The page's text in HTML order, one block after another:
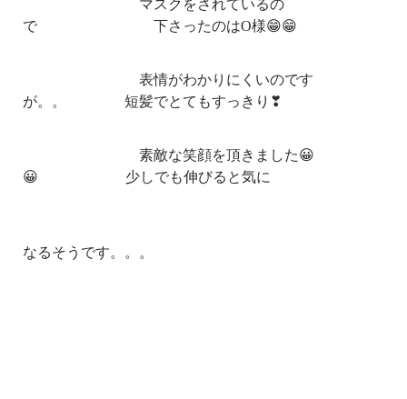
マスクをされているの
で 下さったのはO様😁😁
表情がわかりにくいのです
が。。 短髪でとてもすっきり❣
素敵な笑顔を頂きました😀
😀 少しでも伸びると気に
なるそうです。。。